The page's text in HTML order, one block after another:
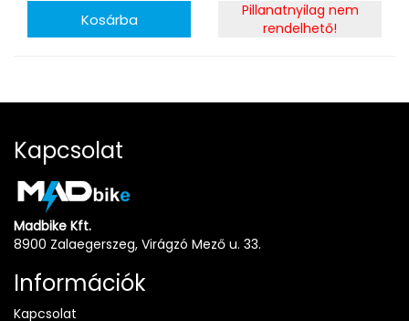
Pillanatnyilag nem
rendelhető!
Kapcsolat
Madbike Kft.
8900 Zalaegerszeg, Virágzó Mező u. 33.
Információk
Kapcsolat